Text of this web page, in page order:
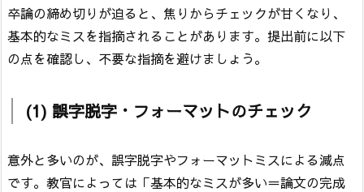
卒論の締め切りが迫ると、焦りからチェックが甘くなり、
基本的なミスを指摘されることがあります。提出前に以下
の点を確認し、不要な指摘を避けましょう。
(1) 誤字脱字・フォーマットのチェック
意外と多いのが、誤字脱字やフォーマットミスによる減点
です。教官によっては「基本的なミスが多い＝論文の完成